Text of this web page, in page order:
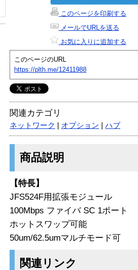
このページを印刷する
メールでURLを送る
お気に入りに追加する
このページのURL
https://plth.me/12411988
関連カテゴリ
ネットワーク オプション ハブ
商品説明
【特長】
JFS524F用拡張モジュール
100Mbps ファイバ SC 1ポート
ホットスワップ可能
50um/62.5umマルチモード可
関連リンク